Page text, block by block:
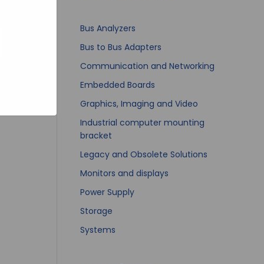
Bus Analyzers
Bus to Bus Adapters
Communication and Networking
Embedded Boards
Graphics, Imaging and Video
Industrial computer mounting
bracket
Legacy and Obsolete Solutions
Monitors and displays
Power Supply
Storage
Systems
van